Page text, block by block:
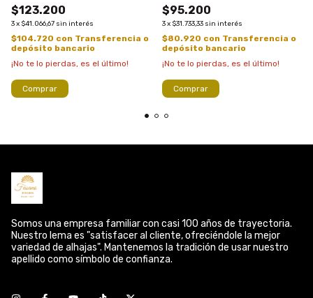
$123.200
3x $41.066,67 sin interés
$104.720 con Transferencia o
depósito bancario
¡No te lo pierdas, es el último!
Comprar
$95.200
3x $31.733,33 sin interés
$80.920 con Transferencia o
depósito bancario
¡No te lo pierdas, es el último!
Comprar
Somos una empresa familiar con casi 100 años de trayectoria.
Nuestro lema es "satisfacer al cliente, ofreciéndole la mejor
variedad de alhajas". Mantenemos la tradición de usar nuestro
apellido como símbolo de confianza.